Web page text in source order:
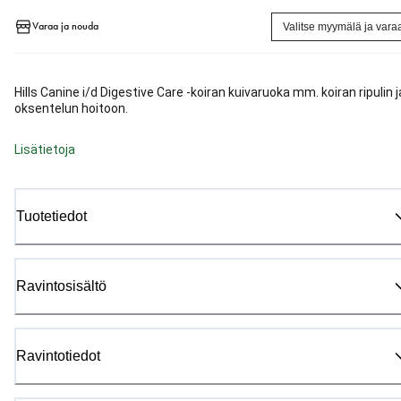
Varaa ja nouda Valitse myymälä ja
Hills Canine i/d Digestive Care -koiran kuivaruoka mm. koiran ripulin
oksentelun hoitoon.
Lisätietoja
Tuotetiedot
Ravintosisältö
Ravintotiedot